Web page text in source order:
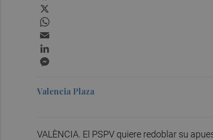
Valencia Plaza
VALÈNCIA. El PSPV quiere redoblar su